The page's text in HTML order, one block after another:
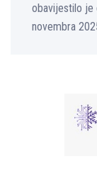
obavijestilo je
novembra